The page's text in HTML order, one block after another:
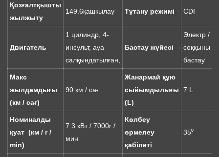
Қозғалтқышты
жылжыту
149.6қашкылау Тұтану режимі CDI
Двигатель
1 цилиндр, 4-
инсульт, ауа
салқындатылған,
Бастау жүйесі
Электр /
соққыны
бастау
Макс
жылдамдығы
(км / сағ)
90 км / сағ
Жанармай құю
сыйымдылығы
(L)
7 L
Номиналды
қуат (км / r /
min)
7.3 кВт / 7000r /
мин
Көлбеу
өрмелеу
қабілеті
35⁰